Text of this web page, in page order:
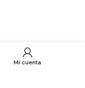
Mi cuenta